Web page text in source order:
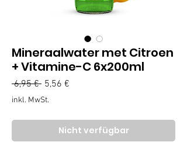
Mineraalwater met Citroen
+ Vitamine-C 6x200ml
6,95 € Standardpreis
5,56 €
inkl. MwSt.
Nicht verfügbar